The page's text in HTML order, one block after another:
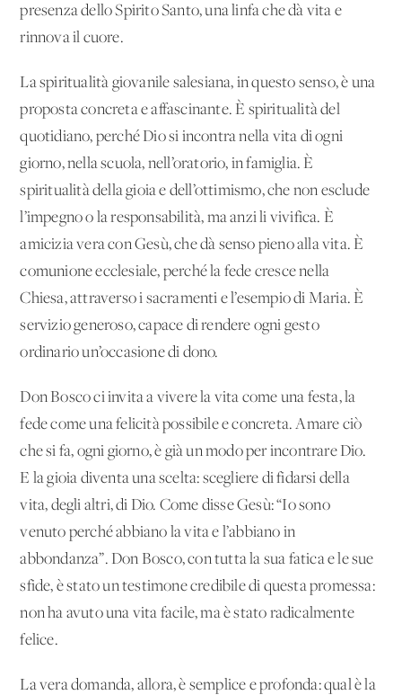
presenza dello Spirito Santo, una linfa che dà vita e
rinnova il cuore.
La spiritualità giovanile salesiana, in questo senso, è una
proposta concreta e affascinante. È spiritualità del
quotidiano, perché Dio si incontra nella vita di ogni
giorno, nella scuola, nell’oratorio, in famiglia. È
spiritualità della gioia e dell’ottimismo, che non esclude
l’impegno o la responsabilità, ma anzi li vivifica. È
amicizia vera con Gesù, che dà senso pieno alla vita. È
comunione ecclesiale, perché la fede cresce nella
Chiesa, attraverso i sacramenti e l’esempio di Maria. È
servizio generoso, capace di rendere ogni gesto
ordinario un’occasione di dono.
Don Bosco ci invita a vivere la vita come una festa, la
fede come una felicità possibile e concreta. Amare ciò
che si fa, ogni giorno, è già un modo per incontrare Dio.
E la gioia diventa una scelta: scegliere di fidarsi della
vita, degli altri, di Dio. Come disse Gesù: “Io sono
venuto perché abbiano la vita e l’abbiano in
abbondanza”. Don Bosco, con tutta la sua fatica e le sue
sfide, è stato un testimone credibile di questa promessa:
non ha avuto una vita facile, ma è stato radicalmente
felice.
La vera domanda, allora, è semplice e profonda: qual è la